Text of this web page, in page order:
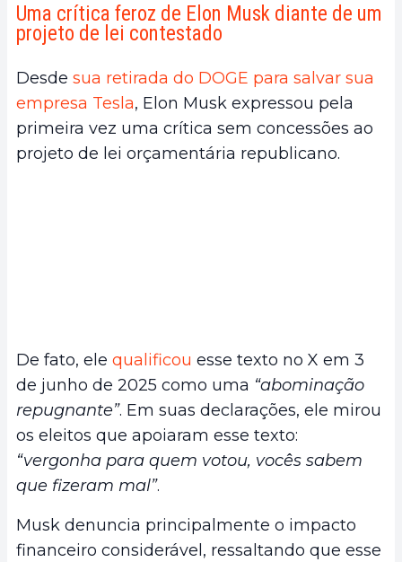
Uma crítica feroz de Elon Musk diante de um
projeto de lei contestado
Desde sua retirada do DOGE para salvar sua
empresa Tesla, Elon Musk expressou pela
primeira vez uma crítica sem concessões ao
projeto de lei orçamentária republicano.
De fato, ele qualificou esse texto no X em 3
de junho de 2025 como uma “abominação
repugnante”. Em suas declarações, ele mirou
os eleitos que apoiaram esse texto:
“vergonha para quem votou, vocês sabem
que fizeram mal”.
Musk denuncia principalmente o impacto
financeiro considerável, ressaltando que esse